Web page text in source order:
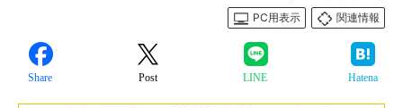
PC用表示
関連情報
Share Post LINE Hatena